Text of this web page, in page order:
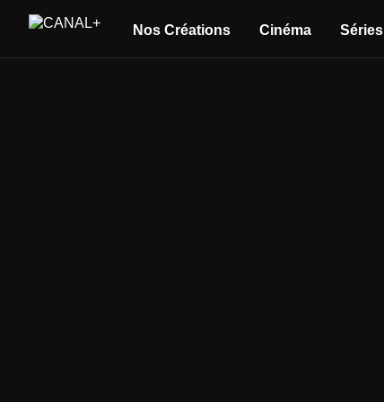
Nos Créations Cinéma Séries